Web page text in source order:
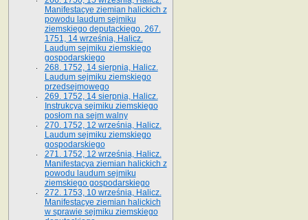
Manifestacye ziemian halickich z
powodu laudum sejmiku
ziemskiego deputackiego. 267.
1751, 14 września, Halicz.
Laudum sejmiku ziemskiego
gospodarskiego
268. 1752, 14 sierpnia, Halicz.
Laudum sejmiku ziemskiego
przedsejmowego
269. 1752, 14 sierpnia, Halicz.
Instrukcya sejmiku ziemskiego
posłom na sejm walny
270. 1752, 12 września, Halicz.
Laudum sejmiku ziemskiego
gospodarskiego
271. 1752, 12 września, Halicz.
Manifestacya ziemian halickich z
powodu laudum sejmiku
ziemskiego gospodarskiego
272. 1753, 10 września, Halicz.
Manifestacye ziemian halickich
w sprawie sejmiku ziemskiego